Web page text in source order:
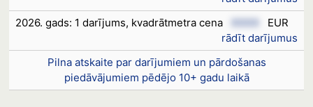
2026. gads: 1 darījums, kvadrātmetra cena
XXXX
EUR
rādīt darījumus
Pilna atskaite par darījumiem un pārdošanas
piedāvājumiem pēdējo 10+ gadu laikā